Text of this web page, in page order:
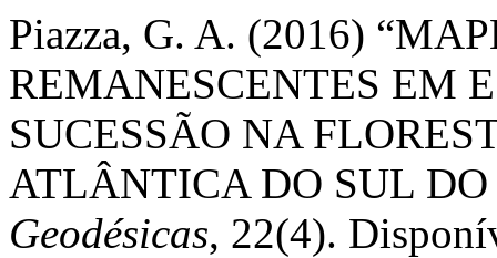
Piazza, G. A. (2016)
REMANESCENTES EM
SUCESSÃO NA
ATLÂNTICA DO SUL
Geodésicas, 22(4).